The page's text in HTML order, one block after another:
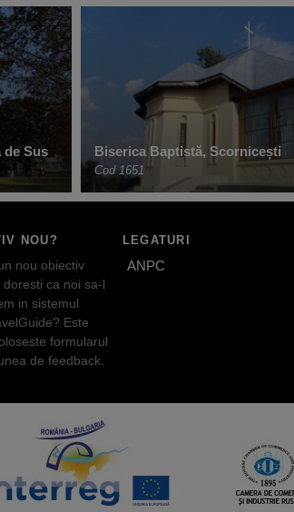
de Sus Biserica Baptistă, Scornicești
Cod 1651
NOU?
nou obiectiv
doresti ca noi sa-l
in sistemul
Este
formularul
de feedback.
LEGATURI
ANPC